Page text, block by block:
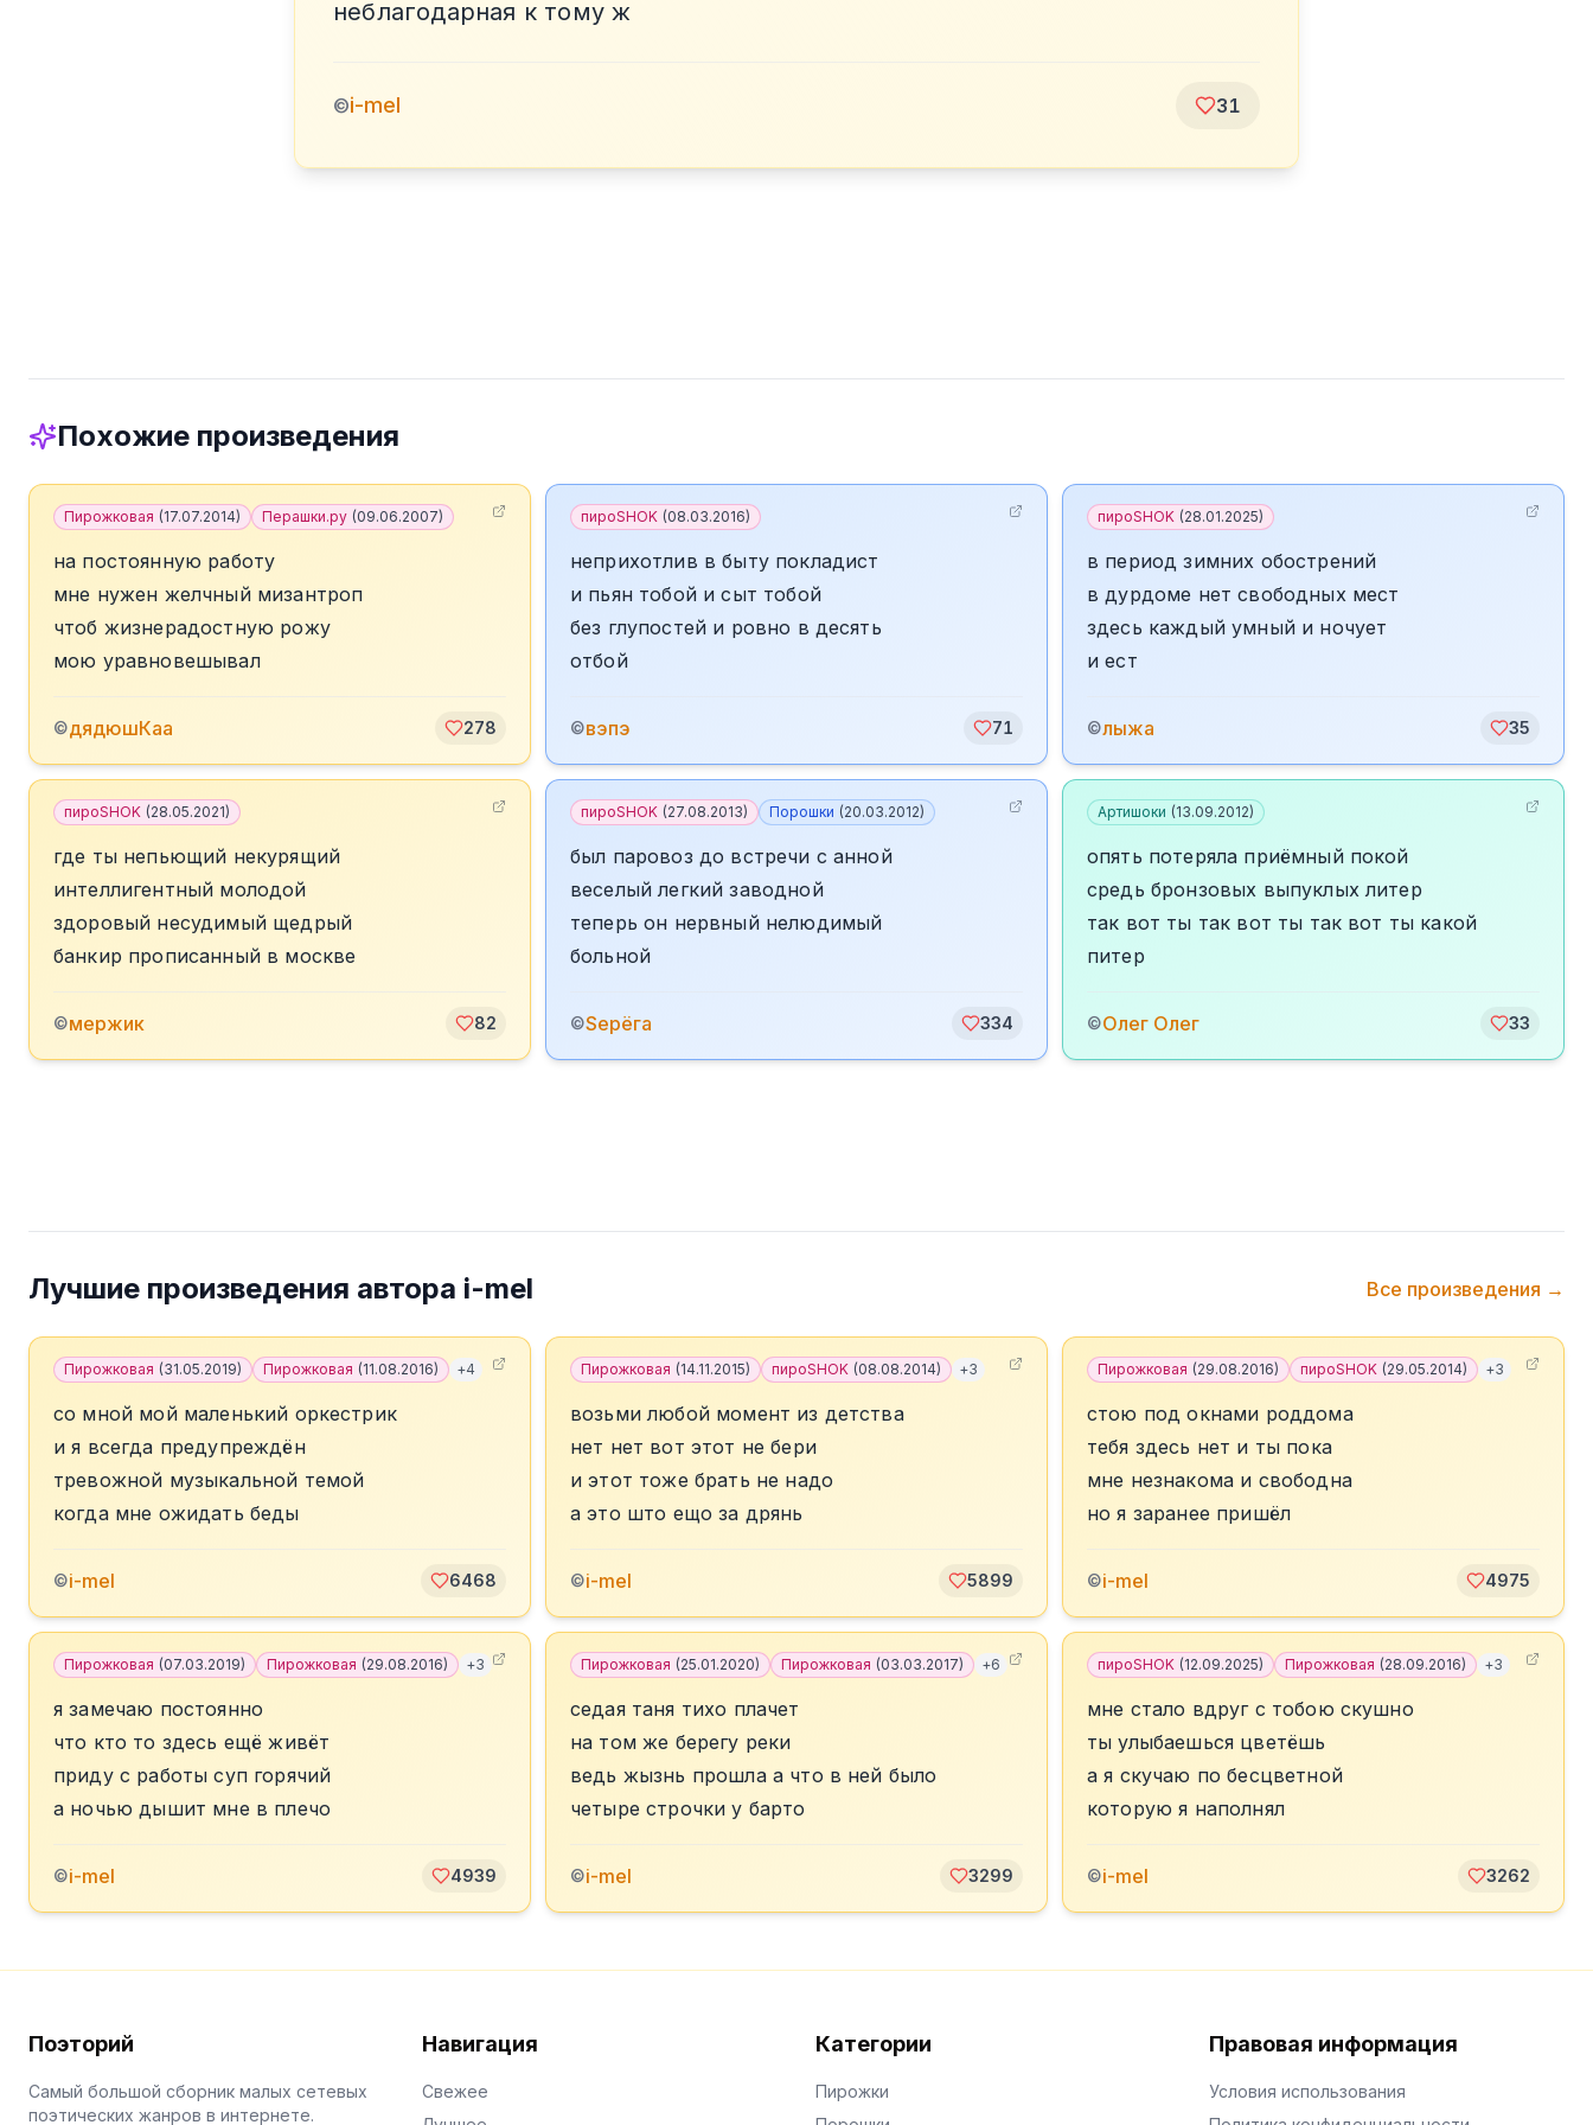
неблагодарная к тому ж
©i-mel 31
Похожие произведения
Пирожковая (17.07.2014) Перашки.ру (09.06.2007)
на постоянную работу
мне нужен желчный мизантроп
чтоб жизнерадостную рожу
мою уравновешывал
©дядюшКаа 278
пироSHOK (08.03.2016)
неприхотлив в быту покладист
и пьян тобой и сыт тобой
без глупостей и ровно в десять
отбой
©вэпэ 71
пироSHOK (28.01.2025)
в период зимних обострений
в дурдоме нет свободных мест
здесь каждый умный и ночует
и ест
©лыжа 35
пироSHOK (28.05.2021)
где ты непьющий некурящий
интеллигентный молодой
здоровый несудимый щедрый
банкир прописанный в москве
©мержик 82
пироSHOK (27.08.2013) Порошки (20.03.2012)
был паровоз до встречи с анной
веселый легкий заводной
теперь он нервный нелюдимый
больной
©Sерёга 334
Артишоки (13.09.2012)
опять потеряла приёмный покой
средь бронзовых выпуклых литер
так вот ты так вот ты так вот ты какой
питер
©Олег Олег 33
Лучшие произведения автора i-mel Все произведения →
Пирожковая (31.05.2019) Пирожковая (11.08.2016) +4
со мной мой маленький оркестрик
и я всегда предупреждён
тревожной музыкальной темой
когда мне ожидать беды
©i-mel 6468
Пирожковая (14.11.2015) пироSHOK (08.08.2014) +3
возьми любой момент из детства
нет нет вот этот не бери
и этот тоже брать не надо
а это што ещо за дрянь
©i-mel 5899
Пирожковая (29.08.2016) пироSHOK (29.05.2014) +3
стою под окнами роддома
тебя здесь нет и ты пока
мне незнакома и свободна
но я заранее пришёл
©i-mel 4975
Пирожковая (07.03.2019) Пирожковая (29.08.2016) +3
я замечаю постоянно
что кто то здесь ещё живёт
приду с работы суп горячий
а ночью дышит мне в плечо
©i-mel 4939
Пирожковая (25.01.2020) Пирожковая (03.03.2017) +6
седая таня тихо плачет
на том же берегу реки
ведь жызнь прошла а что в ней было
четыре строчки у барто
©i-mel 3299
пироSHOK (12.09.2025) Пирожковая (28.09.2016) +3
мне стало вдруг с тобою скушно
ты улыбаешься цветёшь
а я скучаю по бесцветной
которую я наполнял
©i-mel 3262
Поэторий
Самый большой сборник малых сетевых
поэтических жанров в интернете.
Навигация
Свежее
Категории
Пирожки
Правовая информация
Условия использования